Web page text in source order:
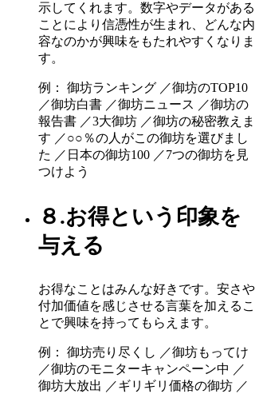
示してくれます。数字やデータがある
ことにより信憑性が生まれ、どんな内
容なのかが興味をもたれやすくなりま
す。
例： 御坊ランキング ／御坊のTOP10
／御坊白書 ／御坊ニュース ／御坊の
報告書 ／3大御坊 ／御坊の秘密教えま
す ／○○％の人がこの御坊を選びまし
た ／日本の御坊100 ／7つの御坊を見
つけよう
８.お得という印象を
与える
お得なことはみんな好きです。安さや
付加価値を感じさせる言葉を加えるこ
とで興味を持ってもらえます。
例： 御坊売り尽くし ／御坊もってけ
／御坊のモニターキャンペーン中 ／
御坊大放出 ／ギリギリ価格の御坊 ／